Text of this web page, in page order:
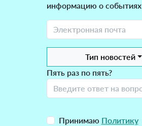
информацию о событиях
Тип новостей
Пять раз по пять?
Принимаю Политику